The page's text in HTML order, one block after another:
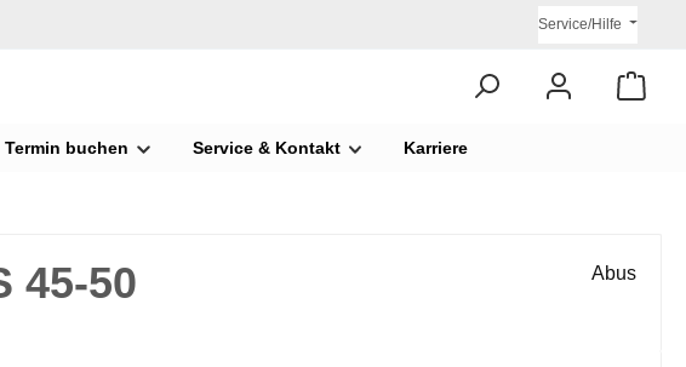
Service/Hilfe
Termin buchen Service & Kontakt Karriere
45-50 Abus